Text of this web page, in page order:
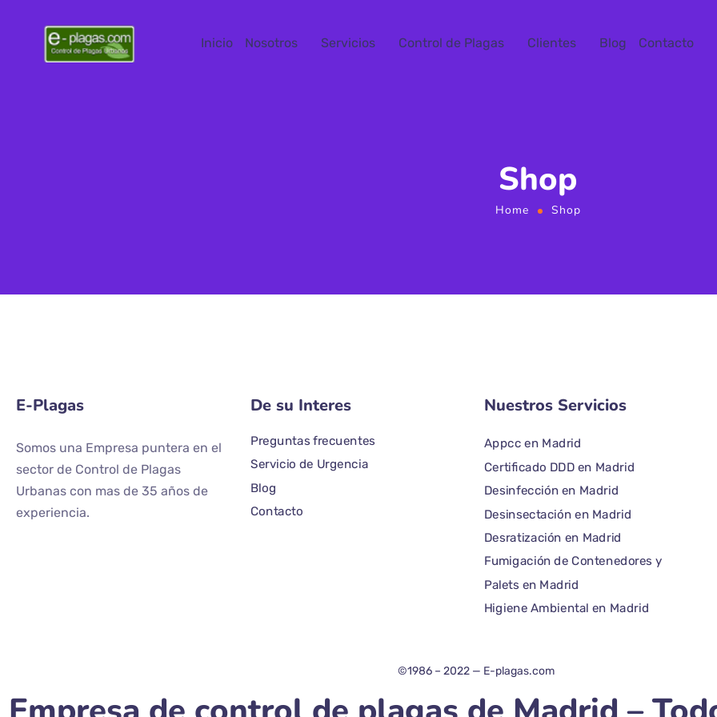
Inicio Nosotros Servicios Control de Plagas Clientes Blog Contacto
Shop
Home Shop
E-Plagas
Somos una Empresa puntera en el
sector de Control de Plagas
Urbanas con mas de 35 años de
experiencia.
De su Interes
Preguntas frecuentes
Servicio de Urgencia
Blog
Contacto
Nuestros Servicios
Appcc en Madrid
Certificado DDD en Madrid
Desinfección en Madrid
Desinsectación en Madrid
Desratización en Madrid
Fumigación de Contenedores y
Palets en Madrid
Higiene Ambiental en Madrid
©1986 – 2022 — E-plagas.com